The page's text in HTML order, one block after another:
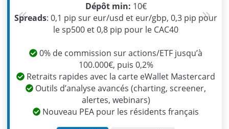
Dépôt min: 10€
Spreads: 0,1 pip sur eur/usd et eur/gbp, 0,3 pip pour
le sp500 et 0,8 pip pour le CAC40
0% de commission sur actions/ETF jusqu’à
100.000€, puis 0,2%
Retraits rapides avec la carte eWallet Mastercard
Outils d’analyse avancés (charting, screener,
alertes, webinars)
Nouveau PEA pour les résidents français
Previous Next